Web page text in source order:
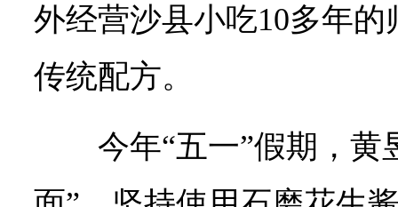
外经营沙县小吃10多年
传统配方。
今年“五一”假期，黄